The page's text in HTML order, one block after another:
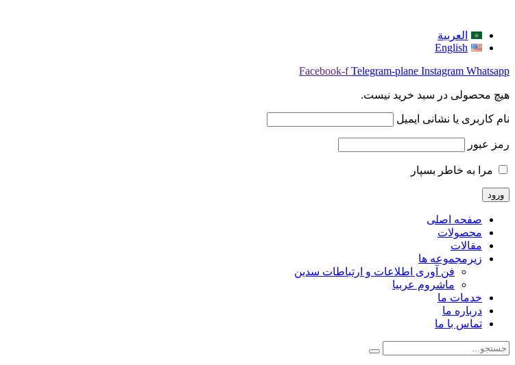
العربية
English
Facebook-f Telegram-plane Instagram Whatsapp
هیچ محصولی در سبد خرید نیست.
نام کاربری یا نشانی ایمیل
رمز عبور
مرا به خاطر بسپار
صفحه اصلی
محصولات
مقالات
زیرمجموعه ها
فن آوری اطلاعات و ارتباطات سدین
ماشروم عربيا
خدمات ما
درباره ما
تماس با ما